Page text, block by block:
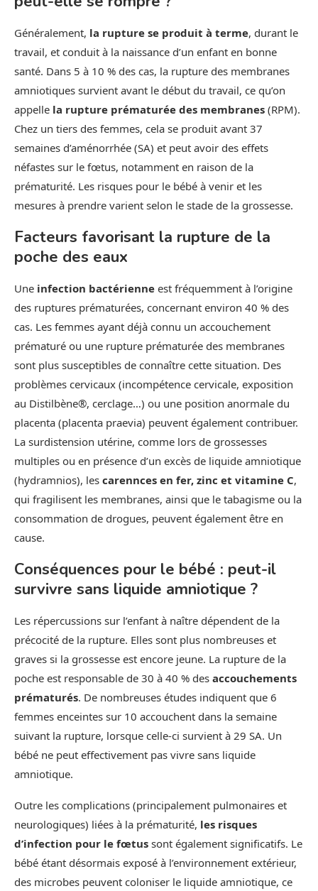
Généralement, la rupture se produit à terme, durant le
travail, et conduit à la naissance d’un enfant en bonne
santé. Dans 5 à 10 % des cas, la rupture des membranes
amniotiques survient avant le début du travail, ce qu’on
appelle la rupture prématurée des membranes (RPM).
Chez un tiers des femmes, cela se produit avant 37
semaines d’aménorrhée (SA) et peut avoir des effets
néfastes sur le fœtus, notamment en raison de la
prématurité. Les risques pour le bébé à venir et les
mesures à prendre varient selon le stade de la grossesse.
Facteurs favorisant la rupture de la
poche des eaux
Une infection bactérienne est fréquemment à l’origine
des ruptures prématurées, concernant environ 40 % des
cas. Les femmes ayant déjà connu un accouchement
prématuré ou une rupture prématurée des membranes
sont plus susceptibles de connaître cette situation. Des
problèmes cervicaux (incompétence cervicale, exposition
au Distilbène®, cerclage…) ou une position anormale du
placenta (placenta praevia) peuvent également contribuer.
La surdistension utérine, comme lors de grossesses
multiples ou en présence d’un excès de liquide amniotique
(hydramnios), les carennces en fer, zinc et vitamine C,
qui fragilisent les membranes, ainsi que le tabagisme ou la
consommation de drogues, peuvent également être en
cause.
Conséquences pour le bébé : peut-il
survivre sans liquide amniotique ?
Les répercussions sur l’enfant à naître dépendent de la
précocité de la rupture. Elles sont plus nombreuses et
graves si la grossesse est encore jeune. La rupture de la
poche est responsable de 30 à 40 % des accouchements
prématurés. De nombreuses études indiquent que 6
femmes enceintes sur 10 accouchent dans la semaine
suivant la rupture, lorsque celle-ci survient à 29 SA. Un
bébé ne peut effectivement pas vivre sans liquide
amniotique.
Outre les complications (principalement pulmonaires et
neurologiques) liées à la prématurité, les risques
d’infection pour le fœtus sont également significatifs. Le
bébé étant désormais exposé à l’environnement extérieur,
des microbes peuvent coloniser le liquide amniotique, ce